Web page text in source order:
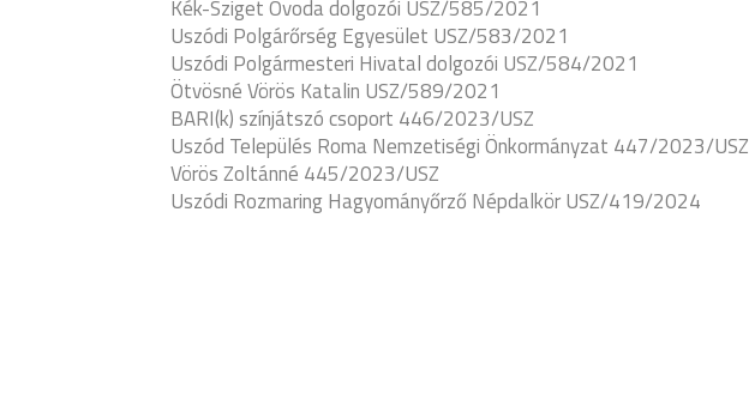
Kék-Sziget Óvoda dolgozói USZ/585/2021
Uszódi Polgárőrség Egyesület USZ/583/2021
Uszódi Polgármesteri Hivatal dolgozói USZ/584/2021
Ötvösné Vörös Katalin USZ/589/2021
BARI(k) színjátszó csoport 446/2023/USZ
Uszód Település Roma Nemzetiségi Önkormányzat 447/2023/USZ
Vörös Zoltánné 445/2023/USZ
Uszódi Rozmaring Hagyományőrző Népdalkör USZ/419/2024